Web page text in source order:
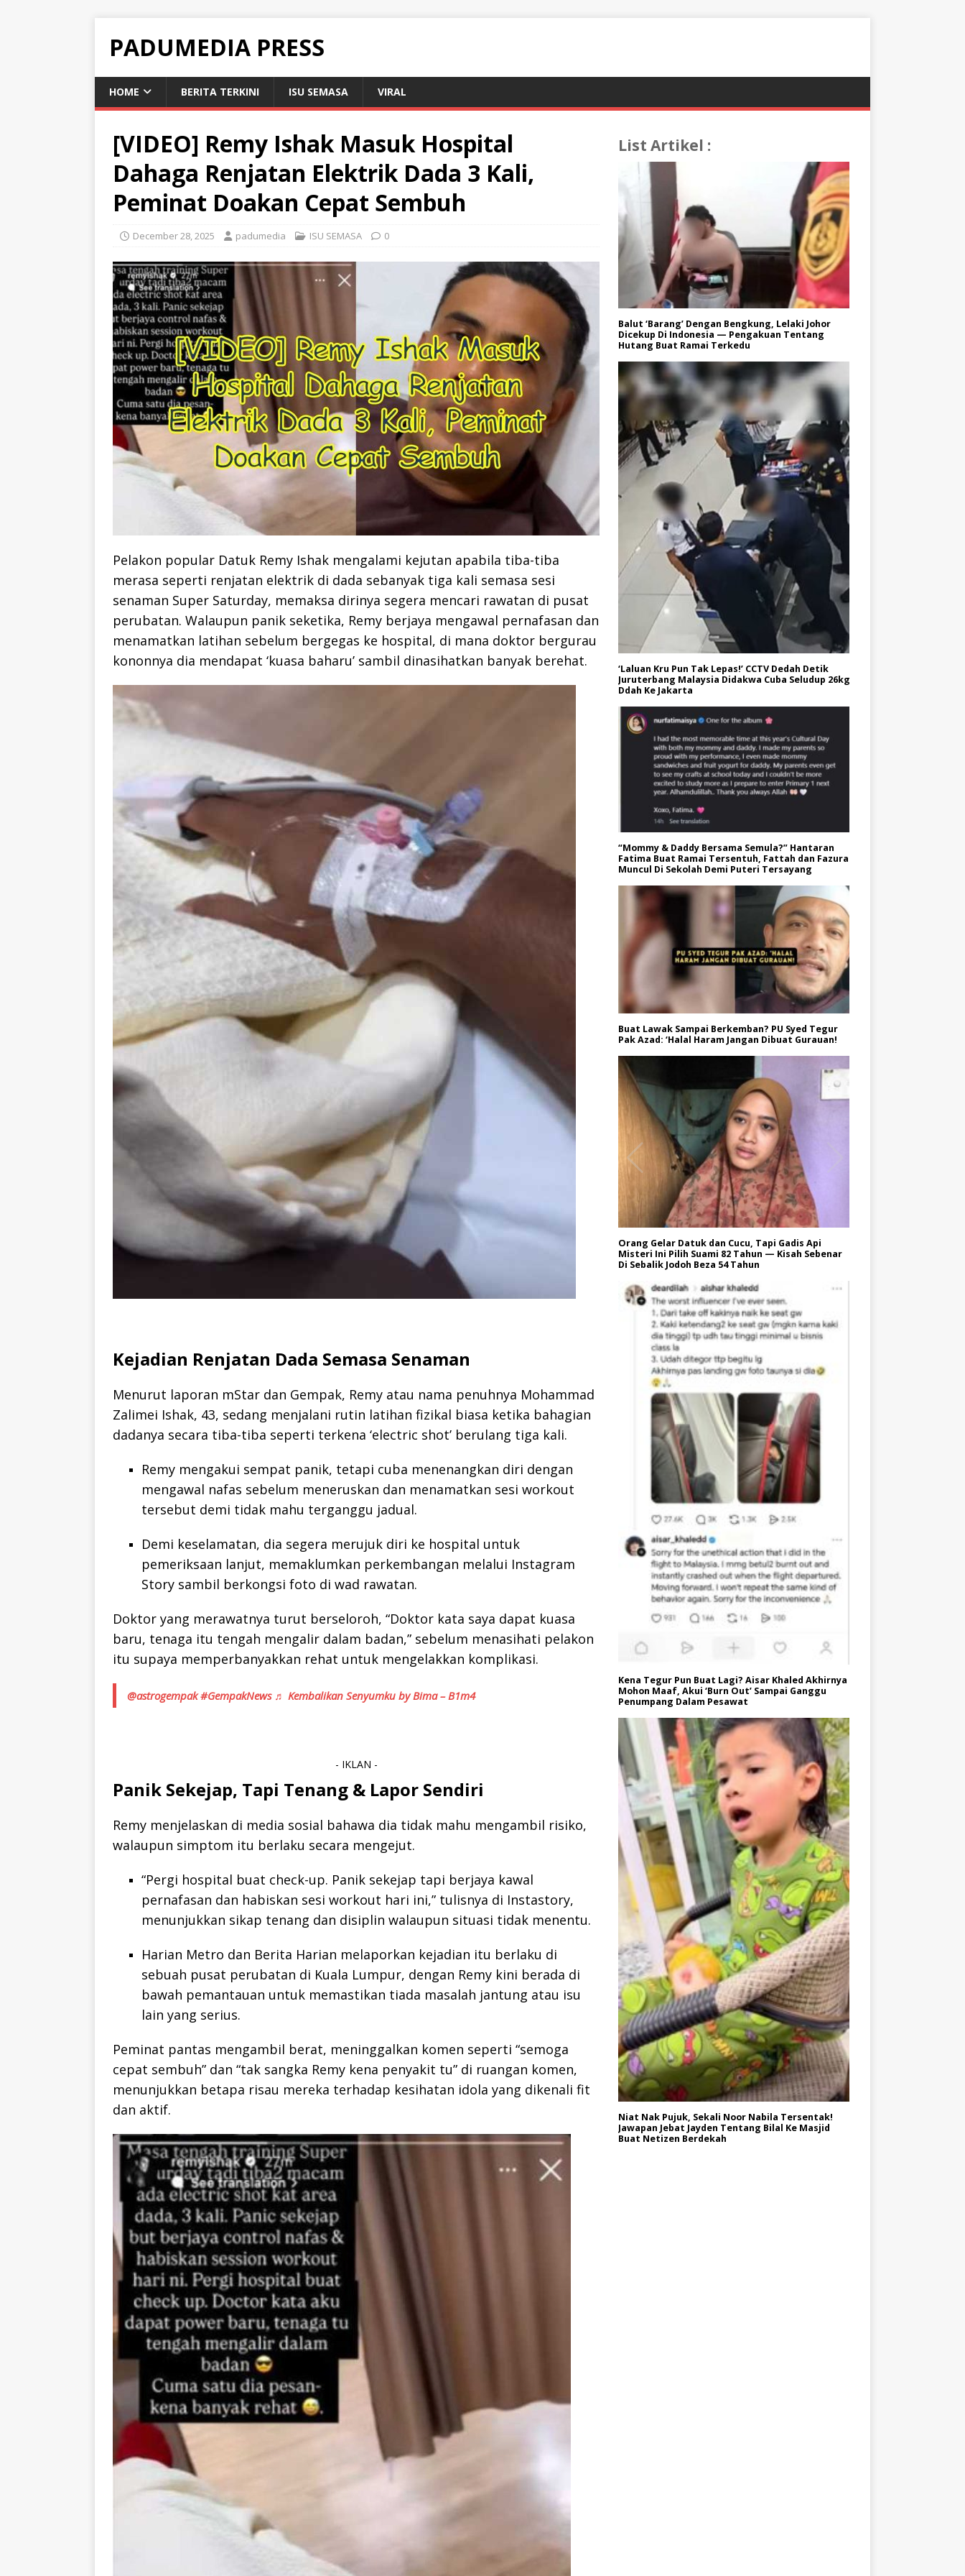
PADUMEDIA PRESS
HOME BERITA TERKINI ISU SEMASA VIRAL
[VIDEO] Remy Ishak Masuk Hospital
Dahaga Renjatan Elektrik Dada 3 Kali,
Peminat Doakan Cepat Sembuh
December 28, 2025 padumedia ISU SEMASA 0
Pelakon popular Datuk Remy Ishak mengalami kejutan apabila tiba-tiba
merasa seperti renjatan elektrik di dada sebanyak tiga kali semasa sesi
senaman Super Saturday, memaksa dirinya segera mencari rawatan di pusat
perubatan. Walaupun panik seketika, Remy berjaya mengawal pernafasan dan
menamatkan latihan sebelum bergegas ke hospital, di mana doktor bergurau
kononnya dia mendapat ‘kuasa baharu’ sambil dinasihatkan banyak berehat.
Kejadian Renjatan Dada Semasa Senaman
Menurut laporan mStar dan Gempak, Remy atau nama penuhnya Mohammad
Zalimei Ishak, 43, sedang menjalani rutin latihan fizikal biasa ketika bahagian
dadanya secara tiba-tiba seperti terkena ‘electric shot’ berulang tiga kali.
Remy mengakui sempat panik, tetapi cuba menenangkan diri dengan
mengawal nafas sebelum meneruskan dan menamatkan sesi workout
tersebut demi tidak mahu terganggu jadual.
Demi keselamatan, dia segera merujuk diri ke hospital untuk
pemeriksaan lanjut, memaklumkan perkembangan melalui Instagram
Story sambil berkongsi foto di wad rawatan.
Doktor yang merawatnya turut berseloroh, “Doktor kata saya dapat kuasa
baru, tenaga itu tengah mengalir dalam badan,” sebelum menasihati pelakon
itu supaya memperbanyakkan rehat untuk mengelakkan komplikasi.
@astrogempak #GempakNews ♬ Kembalikan Senyumku by Bima – B1m4
- IKLAN -
Panik Sekejap, Tapi Tenang & Lapor Sendiri
Remy menjelaskan di media sosial bahawa dia tidak mahu mengambil risiko,
walaupun simptom itu berlaku secara mengejut.
“Pergi hospital buat check-up. Panik sekejap tapi berjaya kawal
pernafasan dan habiskan sesi workout hari ini,” tulisnya di Instastory,
menunjukkan sikap tenang dan disiplin walaupun situasi tidak menentu.
Harian Metro dan Berita Harian melaporkan kejadian itu berlaku di
sebuah pusat perubatan di Kuala Lumpur, dengan Remy kini berada di
bawah pemantauan untuk memastikan tiada masalah jantung atau isu
lain yang serius.
Peminat pantas mengambil berat, meninggalkan komen seperti “semoga
cepat sembuh” dan “tak sangka Remy kena penyakit tu” di ruangan komen,
menunjukkan betapa risau mereka terhadap kesihatan idola yang dikenali fit
dan aktif.
List Artikel :
Balut ‘Barang’ Dengan Bengkung, Lelaki Johor
Dicekup Di Indonesia — Pengakuan Tentang
Hutang Buat Ramai Terkedu
‘Laluan Kru Pun Tak Lepas!’ CCTV Dedah Detik
Juruterbang Malaysia Didakwa Cuba Seludup 26kg
Ddah Ke Jakarta
“Mommy & Daddy Bersama Semula?” Hantaran
Fatima Buat Ramai Tersentuh, Fattah dan Fazura
Muncul Di Sekolah Demi Puteri Tersayang
Buat Lawak Sampai Berkemban? PU Syed Tegur
Pak Azad: ‘Halal Haram Jangan Dibuat Gurauan!
Orang Gelar Datuk dan Cucu, Tapi Gadis Api
Misteri Ini Pilih Suami 82 Tahun — Kisah Sebenar
Di Sebalik Jodoh Beza 54 Tahun
Kena Tegur Pun Buat Lagi? Aisar Khaled Akhirnya
Mohon Maaf, Akui ‘Burn Out’ Sampai Ganggu
Penumpang Dalam Pesawat
Niat Nak Pujuk, Sekali Noor Nabila Tersentak!
Jawapan Jebat Jayden Tentang Bilal Ke Masjid
Buat Netizen Berdekah